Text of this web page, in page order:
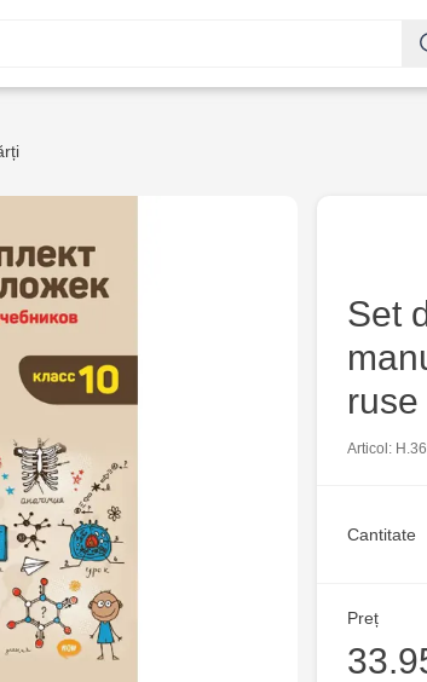
Set
ruse
Articol:
Cantitate
Preț